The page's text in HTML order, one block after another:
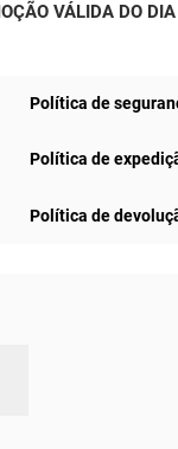
VÁLIDA DO
Política de
Política de
Política de